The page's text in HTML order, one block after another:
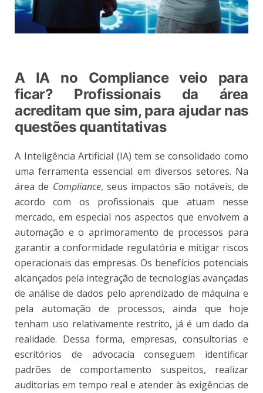
A IA no Compliance veio para
ficar? Profissionais da área
acreditam que sim, para ajudar nas
questões quantitativas
A Inteligência Artificial (IA) tem se consolidado como
uma ferramenta essencial em diversos setores. Na
área de Compliance, seus impactos são notáveis, de
acordo com os profissionais que atuam nesse
mercado, em especial nos aspectos que envolvem a
automação e o aprimoramento de processos para
garantir a conformidade regulatória e mitigar riscos
operacionais das empresas. Os benefícios potenciais
alcançados pela integração de tecnologias avançadas
de análise de dados pelo aprendizado de máquina e
pela automação de processos, ainda que hoje
tenham uso relativamente restrito, já é um dado da
realidade. Dessa forma, empresas, consultorias e
escritórios de advocacia conseguem identificar
padrões de comportamento suspeitos, realizar
auditorias em tempo real e atender às exigências de